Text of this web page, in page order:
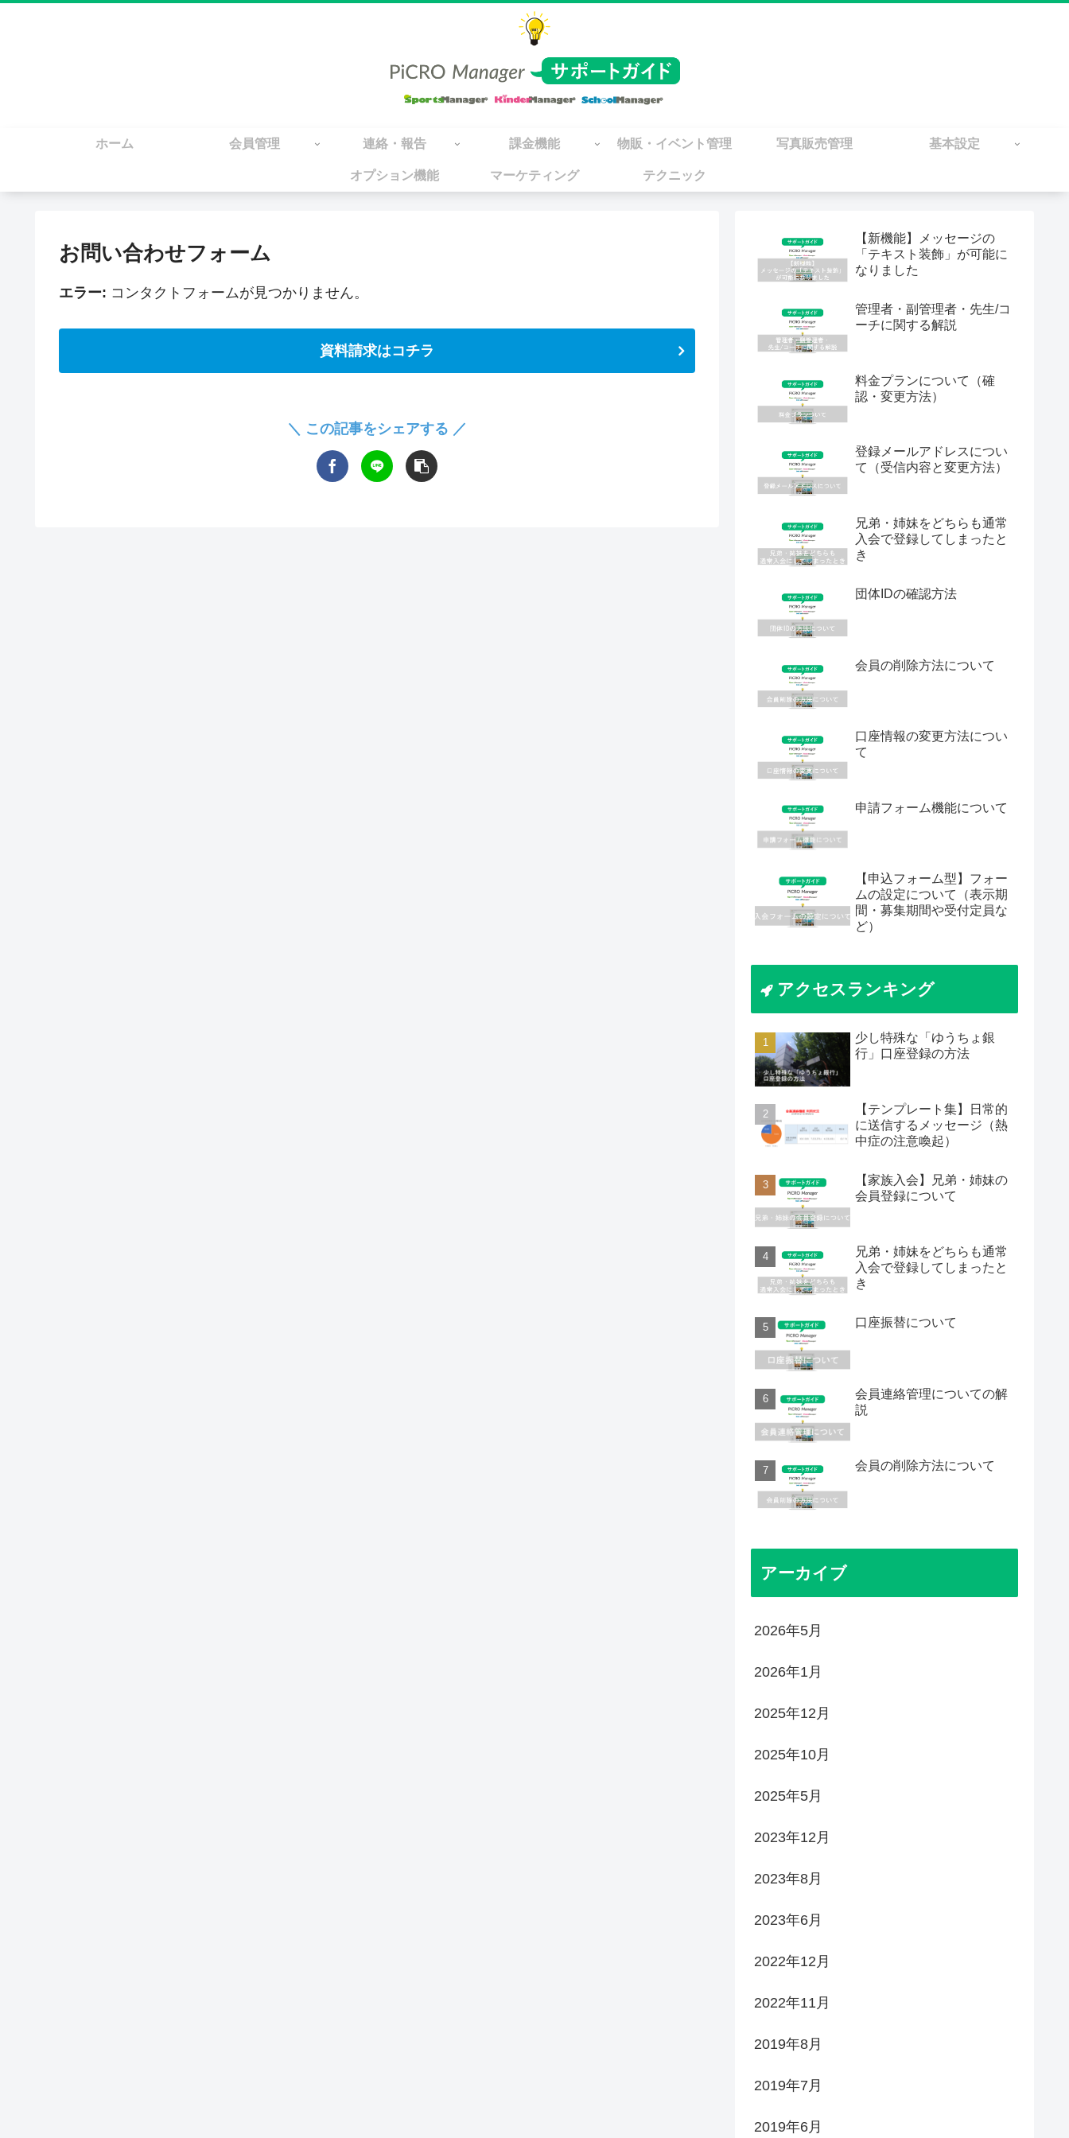
ホーム 会員管理 連絡・報告 課金機能 物販・イベント管理 写真販売管理 基本設定
オプション機能 マーケティング テクニック
お問い合わせフォーム
エラー: コンタクトフォームが見つかりません。
資料請求はコチラ
＼ この記事をシェアする ／
【新機能】メッセージの
「テキスト装飾」が可能に
なりました
管理者・副管理者・先生/コ
ーチに関する解説
料金プランについて（確
認・変更方法）
登録メールアドレスについ
て（受信内容と変更方法）
兄弟・姉妹をどちらも通常
入会で登録してしまったと
き
団体IDの確認方法
会員の削除方法について
口座情報の変更方法につい
て
申請フォーム機能について
【申込フォーム型】フォー
ムの設定について（表示期
間・募集期間や受付定員な
ど）
アクセスランキング
少し特殊な「ゆうちょ銀
行」口座登録の方法
【テンプレート集】日常的
に送信するメッセージ（熱
中症の注意喚起）
【家族入会】兄弟・姉妹の
会員登録について
兄弟・姉妹をどちらも通常
入会で登録してしまったと
き
口座振替について
会員連絡管理についての解
説
会員の削除方法について
アーカイブ
2026年5月
2026年1月
2025年12月
2025年10月
2025年5月
2023年12月
2023年8月
2023年6月
2022年12月
2022年11月
2019年8月
2019年7月
2019年6月